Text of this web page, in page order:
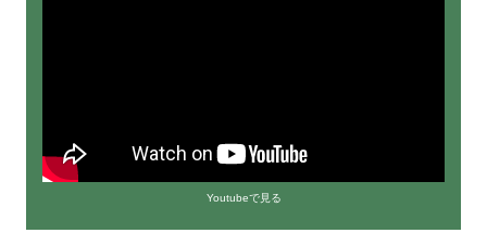
Youtubeで見る